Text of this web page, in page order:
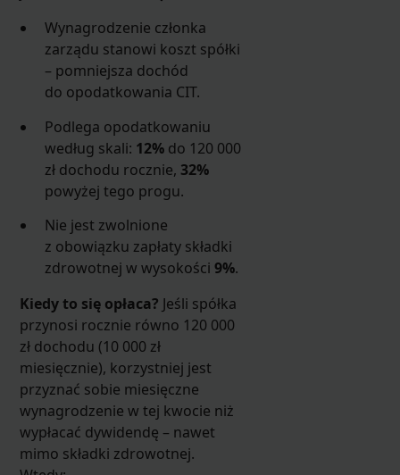
Wynagrodzenie członka
zarządu stanowi koszt spółki
– pomniejsza dochód
do opodatkowania CIT.
Podlega opodatkowaniu
według skali: 12% do 120 000
zł dochodu rocznie, 32%
powyżej tego progu.
Nie jest zwolnione
z obowiązku zapłaty składki
zdrowotnej w wysokości9%.
Kiedy to się opłaca? Jeśli spółka
przynosi rocznie równo 120 000
zł dochodu (10 000 zł
miesięcznie), korzystniej jest
przyznać sobie miesięczne
wynagrodzenie w tej kwocie niż
wypłacać dywidendę – nawet
mimo składki zdrowotnej.